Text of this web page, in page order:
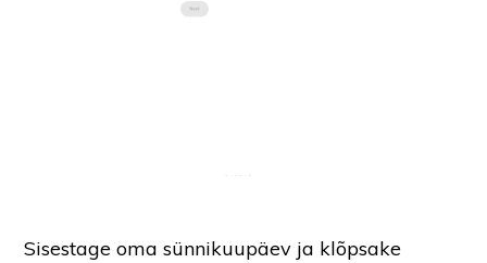
Sisestage oma sünnikuupäev ja klõpsake